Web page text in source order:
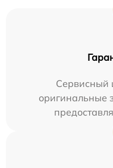
Сервисный
оригинальные